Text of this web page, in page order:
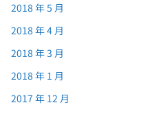
2018 年 5 月
2018 年 4 月
2018 年 3 月
2018 年 1 月
2017 年 12 月